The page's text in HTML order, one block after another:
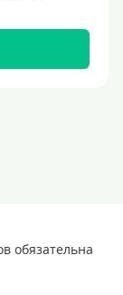
обязательна